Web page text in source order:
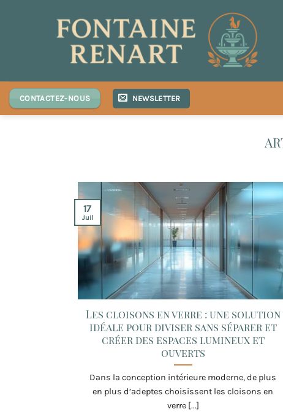
CONTACTEZ-NOUS NEWSLETTER
Les cloisons en verre : une solution
idéale pour diviser sans séparer et
créer des espaces lumineux et
ouverts
Dans la conception intérieure moderne, de plus
en plus d’adeptes choisissent les cloisons en
verre [...]
17
Juil